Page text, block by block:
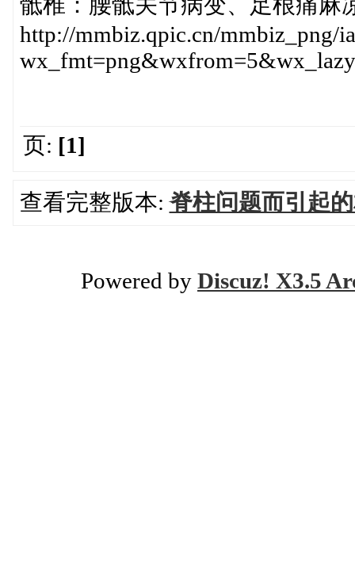
http://mmbiz.qpic.cn/
页: [1]
查看完整版本:脊柱问题而引起
Powered by Discuz! X3.5